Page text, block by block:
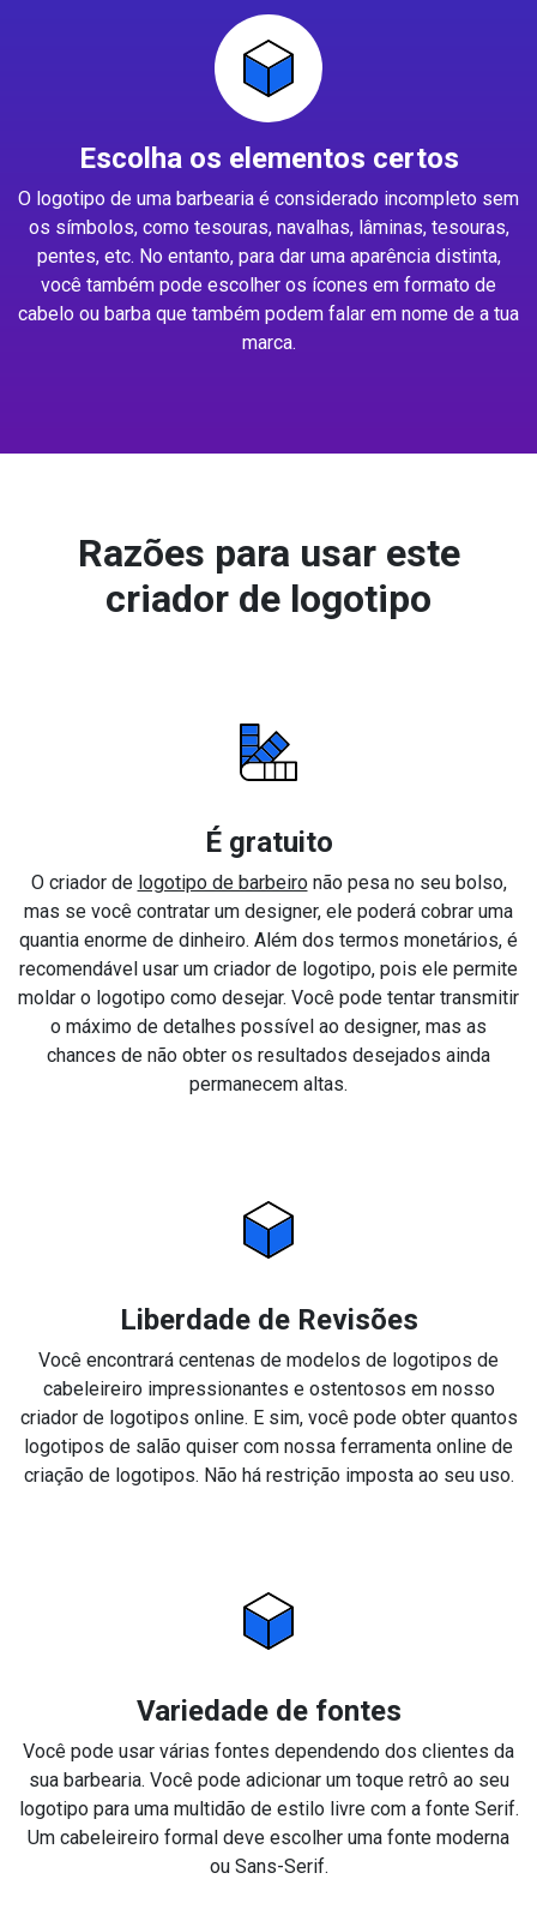
Escolha os elementos certos
O logotipo de uma barbearia é considerado incompleto sem
os símbolos, como tesouras, navalhas, lâminas, tesouras,
pentes, etc. No entanto, para dar uma aparência distinta,
você também pode escolher os ícones em formato de
cabelo ou barba que também podem falar em nome de a tua
marca.
Razões para usar este
criador de logotipo
É gratuito
O criador de logotipo de barbeironão pesa no seu bolso,
mas se você contratar um designer, ele poderá cobrar uma
quantia enorme de dinheiro. Além dos termos monetários, é
recomendável usar um criador de logotipo, pois ele permite
moldar o logotipo como desejar. Você pode tentar transmitir
o máximo de detalhes possível ao designer, mas as
chances de não obter os resultados desejados ainda
permanecem altas.
Liberdade de Revisões
Você encontrará centenas de modelos de logotipos de
cabeleireiro impressionantes e ostentosos em nosso
criador de logotipos online. E sim, você pode obter quantos
logotipos de salão quiser com nossa ferramenta online de
criação de logotipos. Não há restrição imposta ao seu uso.
Variedade de fontes
Você pode usar várias fontes dependendo dos clientes da
sua barbearia. Você pode adicionar um toque retrô ao seu
logotipo para uma multidão de estilo livre com a fonte Serif.
Um cabeleireiro formal deve escolher uma fonte moderna
ou Sans-Serif.